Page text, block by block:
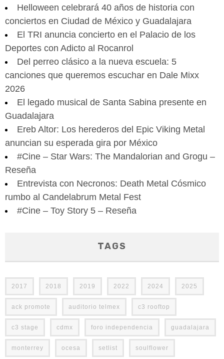
Helloween celebrará 40 años de historia con
conciertos en Ciudad de México y Guadalajara
El TRI anuncia concierto en el Palacio de los
Deportes con Adicto al Rocanrol
Del perreo clásico a la nueva escuela: 5
canciones que queremos escuchar en Dale Mixx
2026
El legado musical de Santa Sabina presente en
Guadalajara
Ereb Altor: Los herederos del Epic Viking Metal
anuncian su esperada gira por México
#Cine – Star Wars: The Mandalorian and Grogu –
Reseña
Entrevista con Necronos: Death Metal Cósmico
rumbo al Candelabrum Metal Fest
#Cine – Toy Story 5 – Reseña
TAGS
2017 2018 2019 2022 2024 2025
ack promote auditorio telmex c3 rooftop
c3 stage cdmx foro independencia guadalajara
monterrey ocesa setlist soulflower